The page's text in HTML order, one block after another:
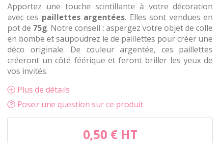
Apportez une touche scintillante à votre décoration
avec ces paillettes argentées. Elles sont vendues en
pot de 75g. Notre conseil : aspergez votre objet de colle
en bombe et saupoudrez le de paillettes pour créer une
déco originale. De couleur argentée, ces paillettes
créeront un côté féérique et feront briller les yeux de
vos invités.
Plus de détails
Posez une question sur ce produit
0,50 € HT